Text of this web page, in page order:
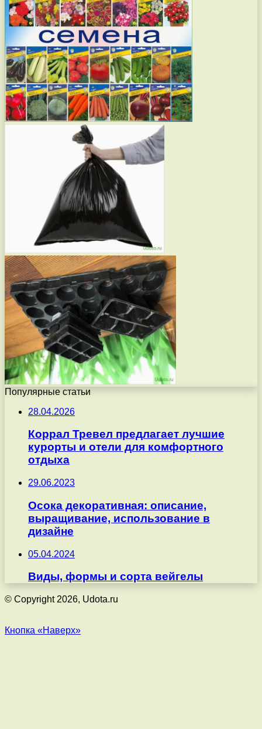
Популярные статьи
28.04.2026
Коррал Тревел предлагает лучшие
курорты и отели для комфортного
отдыха
29.06.2023
Осока декоративная: описание,
выращивание, использование в
дизайне
05.04.2024
Виды, формы и сорта вейгелы
© Copyright 2026, Udota.ru
Кнопка «Наверх»